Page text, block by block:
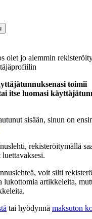
olet jo aiemmin
toimii
itse luomasi
sisään, sinun on
rekisteröitymällä
voit silti
lukottomia artikkeleita,
tai hyödynnä maksuton